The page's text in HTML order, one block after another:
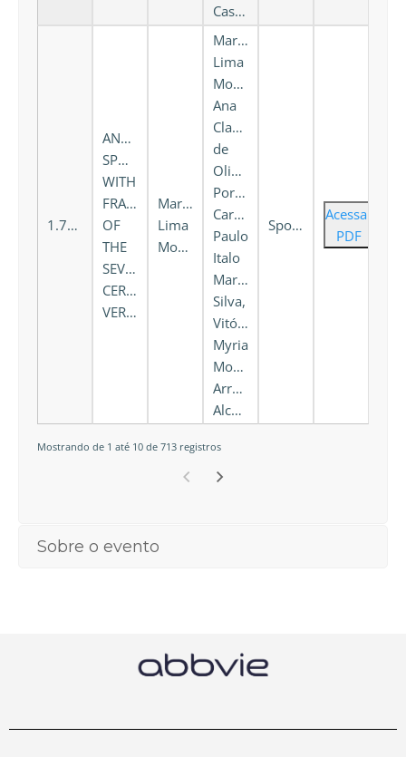
Castro
1.738
ANKYLOSING
SPONDYLITIS
WITH
FRACTURE
OF
THE
SEVENTH
CERVICAL
VERTEBRA
Mariana
Lima
Montenegro
Mariana
Lima
Montenegro,
Ana
Claudia
de
Oliveira
Portela
Carneiro,
Paulo
Italo
Martins
Silva,
Vitória
Myria
Moura
Arruda
Alcantara
Spondyloarthritis
Acessar
PDF
Mostrando de 1 até 10 de 713 registros
Sobre o evento